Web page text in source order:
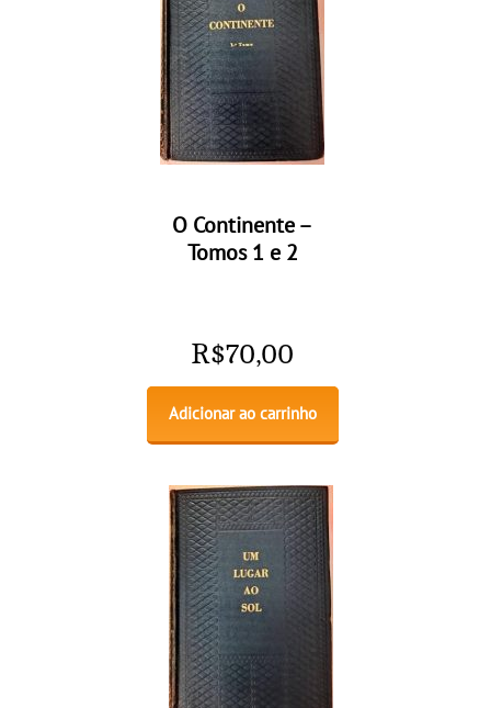
O Continente –
Tomos 1 e 2
R$70,00
Adicionar ao carrinho